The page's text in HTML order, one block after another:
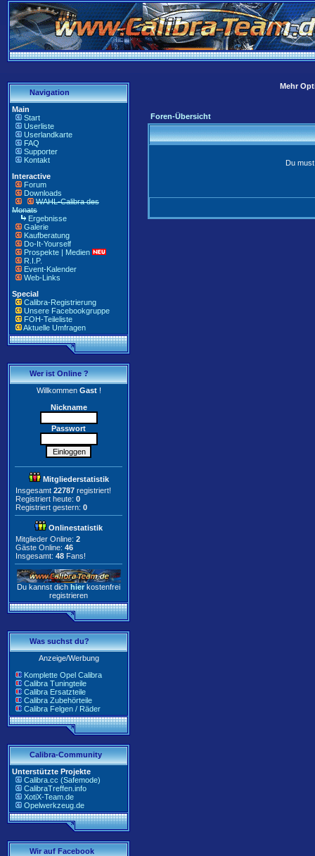
Navigation
Main
Start
Userliste
Userlandkarte
FAQ
Supporter
Kontakt
Interactive
Forum
Downloads
WAHL-Calibra des
Monats
Ergebnisse
Galerie
Kaufberatung
Do-It-Yourself
Prospekte | Medien
R.I.P.
Event-Kalender
Web-Links
Special
Calibra-Registrierung
Unsere Facebookgruppe
FOH-Teileliste
Aktuelle Umfragen
Wer ist Online ?
WillkommenGast!
Nickname
Passwort
Mitgliederstatistik
Insgesamt 22787 registriert!
Registriert heute: 0
Registriert gestern: 0
Onlinestatistik
Mitglieder Online: 2
Gäste Online: 46
Insgesamt: 48 Fans!
Du kannst dich hier kostenfrei
registrieren
Was suchst du?
Anzeige/Werbung
Komplette Opel Calibra
Calibra Tuningteile
Calibra Ersatzteile
Calibra Zubehörteile
Calibra Felgen / Räder
Calibra-Community
Unterstützte Projekte
Calibra.cc (Safemode)
CalibraTreffen.info
XotiX-Team.de
Opelwerkzeug.de
Wir auf Facebook
Mehr
Foren-Übersicht
Du